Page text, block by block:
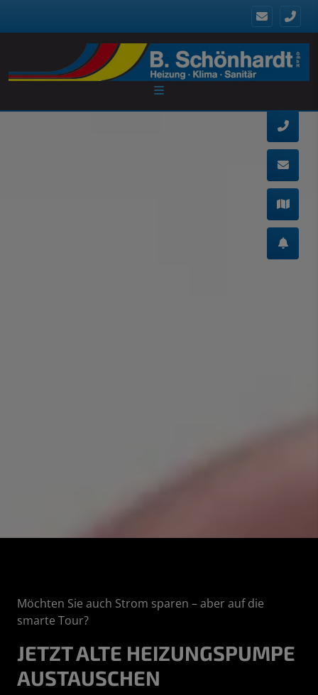
Möchten Sie auch Strom sparen – aber auf die
smarte Tour?
JETZT ALTE HEIZUNGSPUMPE
AUSTAUSCHEN